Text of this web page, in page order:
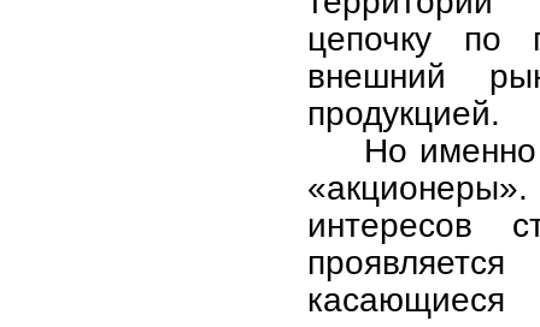
цепочку по
внешний
продукцией.
Но
интересов
касающиеся